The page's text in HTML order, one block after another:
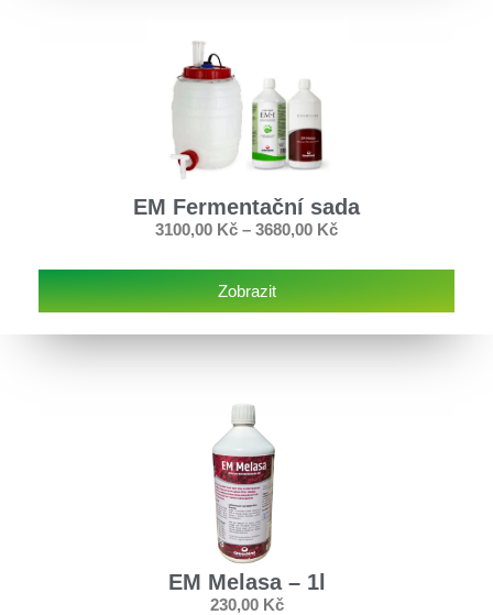
EM Fermentační sada
3100,00 Kč – 3680,00 Kč
Zobrazit
EM Melasa – 1l
230,00 Kč